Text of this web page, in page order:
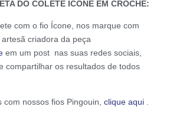
DO COLETE ÍCONE EM CROCHÊ:
com o fio Ícone, nos marque com
artesã criadora da peça
em um post nas suas redes sociais,
compartilhar os resultados de todos
com nossos fios Pingouin, clique aqui